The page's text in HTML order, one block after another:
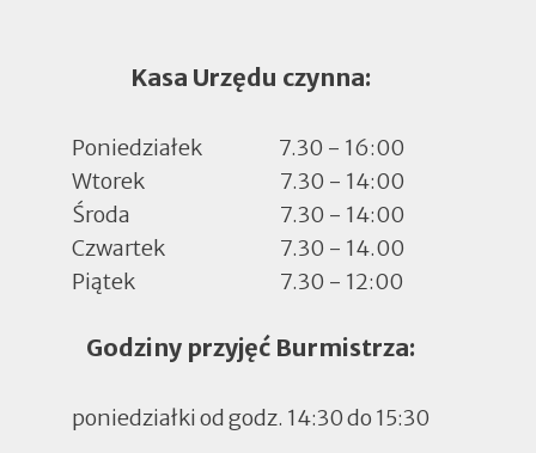
Kasa Urzędu czynna:
Poniedziałek
7.30 - 16:00
Wtorek
7.30 - 14:00
Środa
7.30 - 14:00
Czwartek
7.30 - 14.00
Piątek
7.30 - 12:00
Godziny przyjęć Burmistrza:
poniedziałki od godz. 14:30 do 15:30